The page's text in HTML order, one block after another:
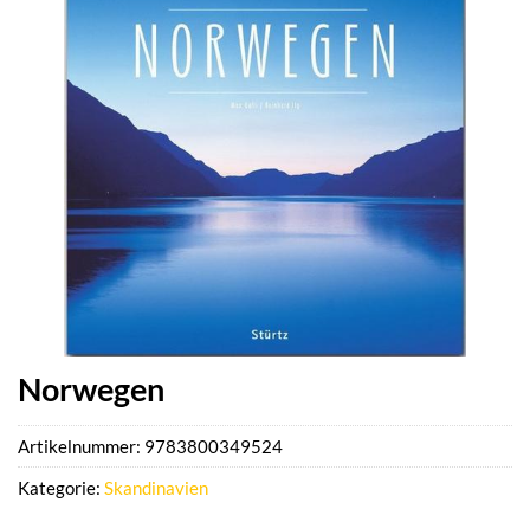
Norwegen
Artikelnummer: 9783800349524
Kategorie: Skandinavien